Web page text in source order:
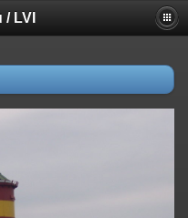
/ LVI